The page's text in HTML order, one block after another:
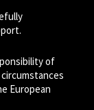
of
European